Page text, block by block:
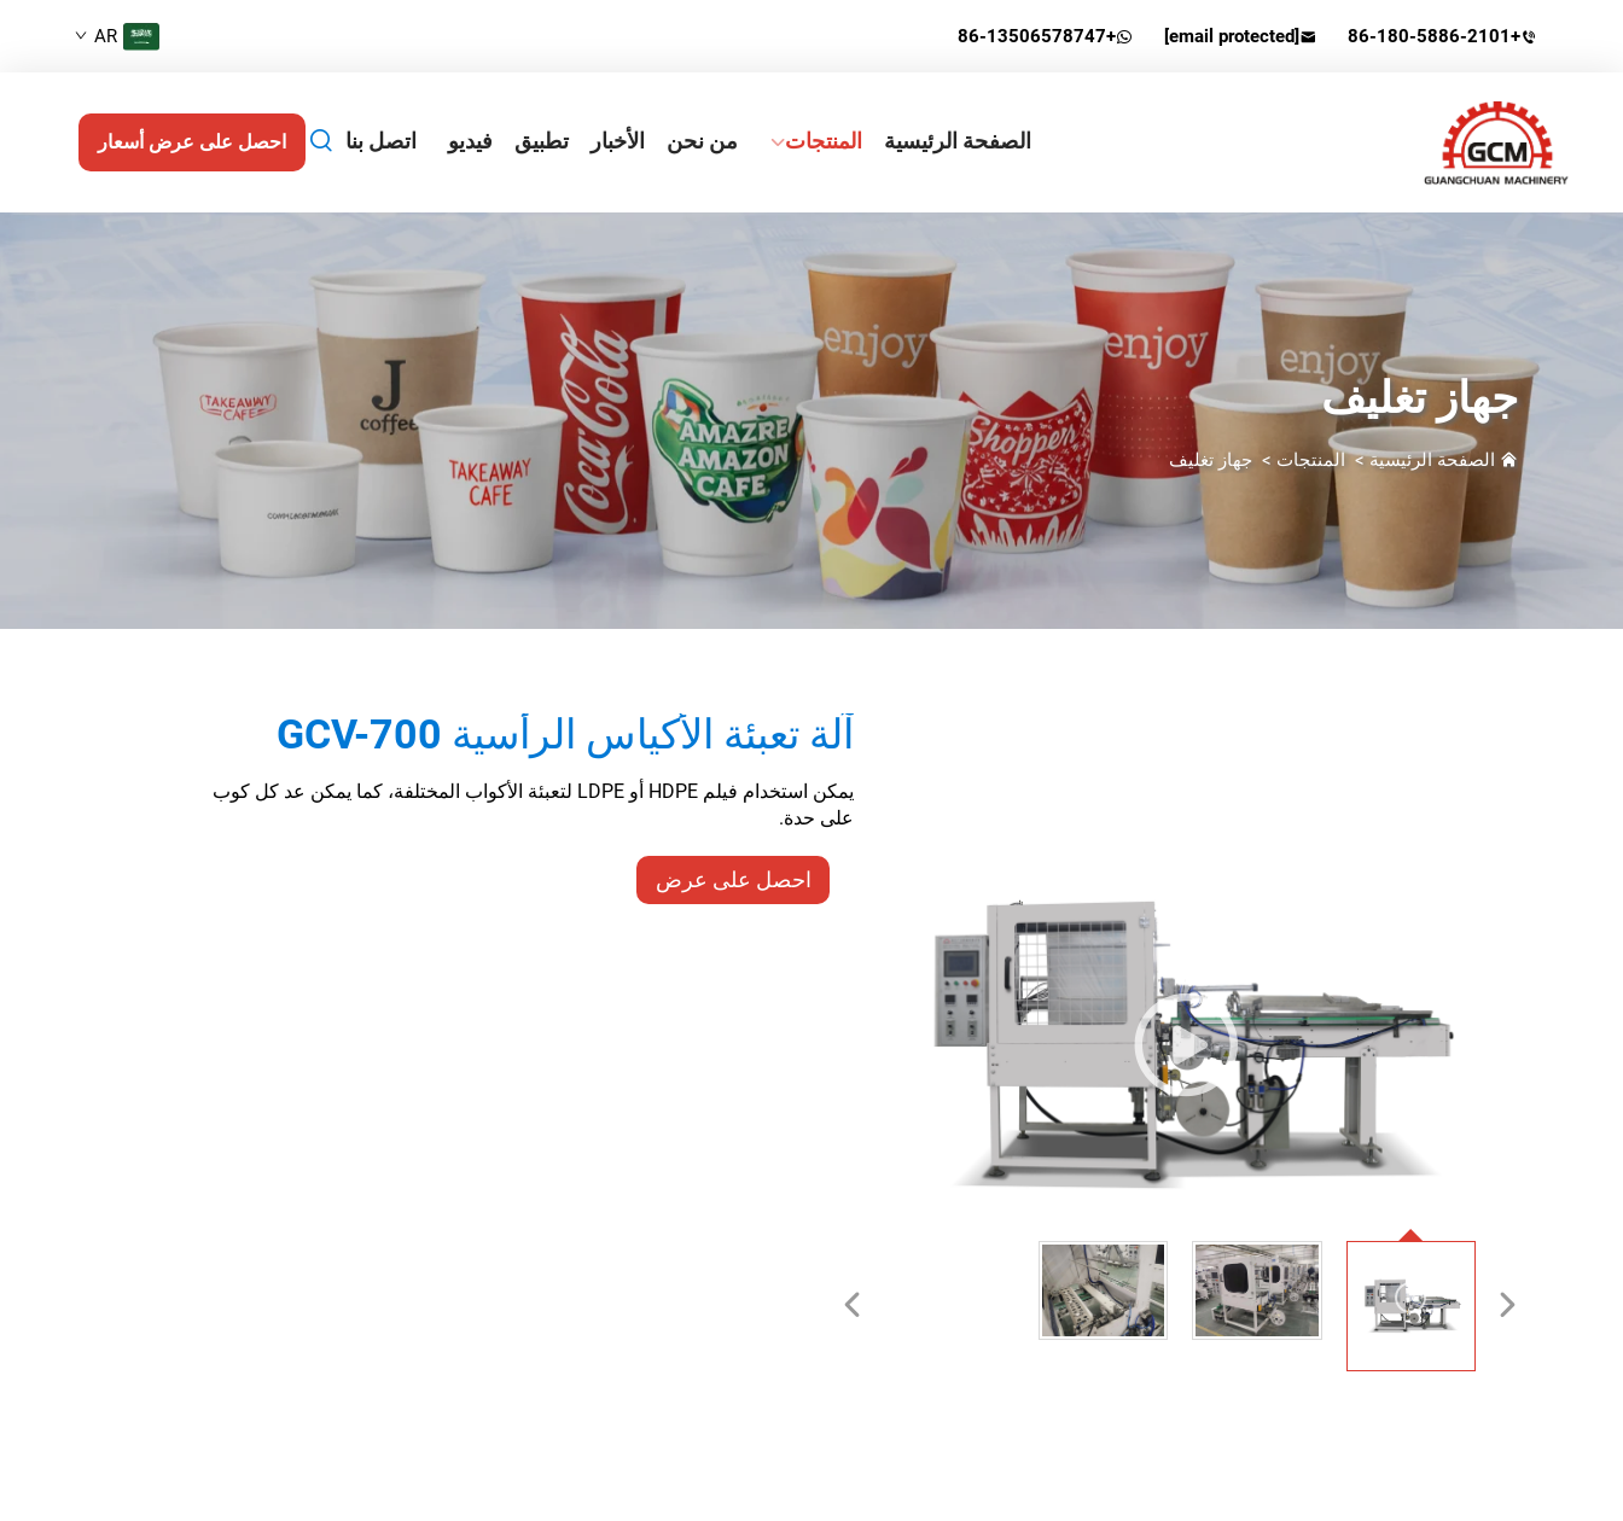
+86-180-5886-2101
[email protected]
+86-13506578747
AR
الصفحة الرئيسية المنتجات من نحن الأخبار تطبيق فيديو اتصل بنا احصل على عرض أسعار
جهاز تغليف
الصفحة الرئيسية>المنتجات > جهاز تغليف
آلة تعبئة الأكياس الرأسية GCV-700
يمكن استخدام فيلم HDPE أو LDPE لتعبئة الأكواب المختلفة، كما يمكن عد كل كوب
على حدة.
احصل على عرض